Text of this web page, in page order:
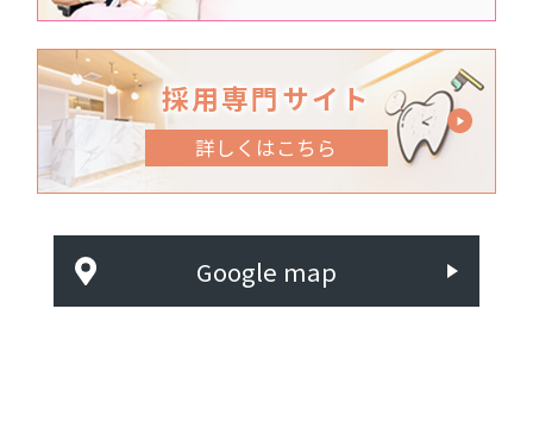
採用専門サイト
詳しくはこちら
Google map